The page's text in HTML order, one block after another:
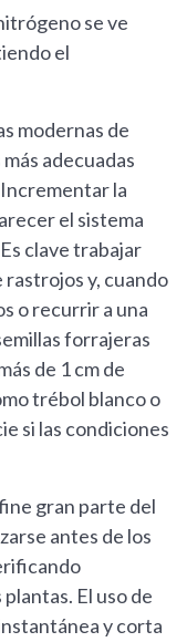
se ve
el
modernas de
adecuadas
la
el sistema
clave trabajar
y, cuando
o recurrir a una
forrajeras
de 1 cm de
trébol blanco o
si las condiciones
gran parte del
antes de los
El uso de
y corta